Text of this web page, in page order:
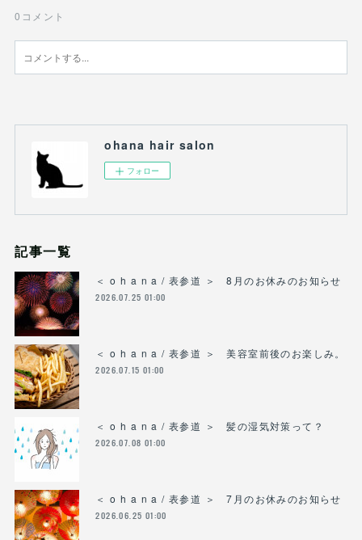
0 コメント
ohana hair salon
フォロー
記事一覧
＜ o h a n a / 表参道 ＞ 8月のお休みのお知らせ
2026.07.25 01:00
＜ o h a n a / 表参道 ＞ 美容室前後のお楽しみ。
2026.07.15 01:00
＜ o h a n a / 表参道 ＞ 髪の湿気対策って？
2026.07.08 01:00
＜ o h a n a / 表参道 ＞ 7月のお休みのお知らせ
2026.06.25 01:00